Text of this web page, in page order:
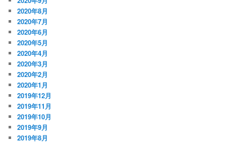
2020年8月
2020年7月
2020年6月
2020年5月
2020年4月
2020年3月
2020年2月
2020年1月
2019年12月
2019年11月
2019年10月
2019年9月
2019年8月